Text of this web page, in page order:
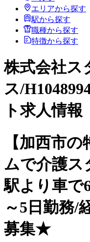
エリアから探す
駅から探す
職種から探す
特徴から探す
株式会社ス
ス/
ト求人情報
【加西市
ムで介護ス
駅より車で
～5日勤務/
募集★